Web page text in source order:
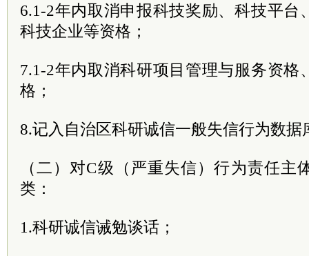
6.1-2年内取消申报科技奖励、科技平台
科技企业等资格；
7.1-2年内取消科研项目管理与服务资格
格；
8.记入自治区科研诚信一般失信行为数据
（二）对C级（严重失信）行为责任主
类：
1.科研诚信诫勉谈话；